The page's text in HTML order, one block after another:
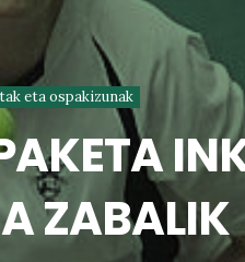
eta ospakizunak
ZABALIK